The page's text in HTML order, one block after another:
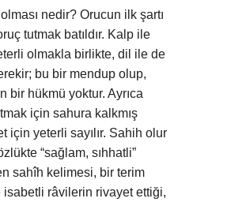
nedir? Orucun ilk şartı
tutmak batıldır. Kalp ile
olmakla birlikte, dil ile de
bu bir mendup olup,
bir hükmü yoktur. Ayrıca
için sahura kalkmış
için yeterli sayılır. Sahih olur
“sağlam, sıhhatli”
sahîh kelimesi, bir terim
râvilerin rivayet ettiği,